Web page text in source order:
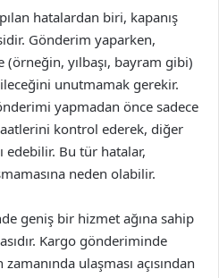
hatalardan biri, kapanış
Gönderim yaparken,
yılbaşı, bayram gibi)
unutmamak gerekir.
yapmadan önce sadece
kontrol ederek, diğer
edebilir. Bu tür hatalar,
neden olabilir.
geniş bir hizmet ağına sahip
Kargo gönderiminde
ulaşması açısından